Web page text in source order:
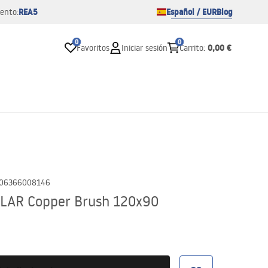
REA5 Español / EURBlog
0
Favoritos Iniciar sesión
0
Carrito: 0,00 €
Copper Brush 120x90